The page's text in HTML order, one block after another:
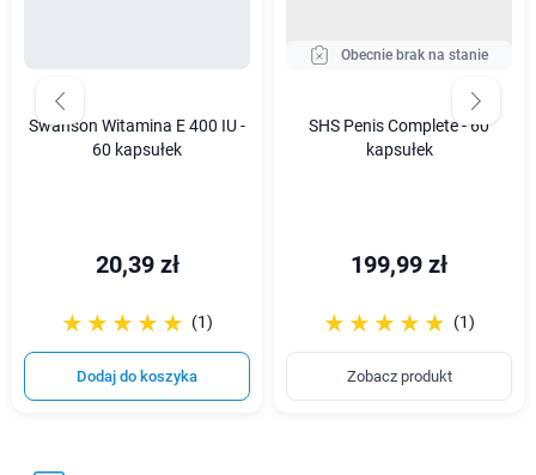
Swanson Witamina E 400 IU -
60 kapsułek
20,39 zł
☆☆☆☆☆
★★★★★ (1)
Dodaj do koszyka
Obecnie brak na stanie
SHS Penis Complete - 60
kapsułek
199,99 zł
☆☆☆☆☆
★★★★★ (1)
Zobacz produkt